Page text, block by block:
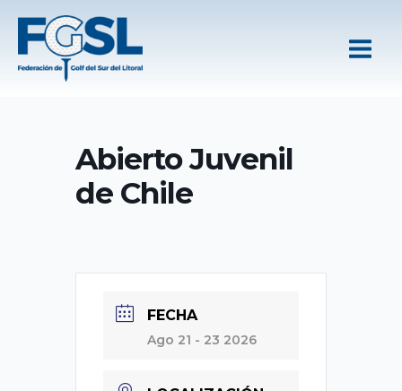
contenido
Abierto Juvenil
de Chile
FECHA
Ago 21 - 23 2026